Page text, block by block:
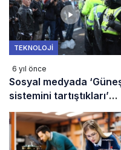
TEKNOLOJI
6 yıl önce
Sosyal medyada
sistemini tartıştıkları’
video viral oldu! O
gençler konuştu